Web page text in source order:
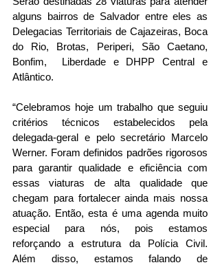
alguns bairros de Salvador entre eles as
Delegacias Territoriais de Cajazeiras, Boca
do Rio, Brotas, Periperi, São Caetano,
Bonfim,  Liberdade e DHPP Central e
Atlântico.
“Celebramos hoje um trabalho que seguiu
critérios técnicos estabelecidos pela
delegada-geral e pelo secretário Marcelo
Werner. Foram definidos padrões rigorosos
para garantir qualidade e eficiência com
essas viaturas de alta qualidade que
chegam para fortalecer ainda mais nossa
atuação. Então, esta é uma agenda muito
especial para nós, pois estamos
reforçando a estrutura da Polícia Civil.
Além disso, estamos falando de